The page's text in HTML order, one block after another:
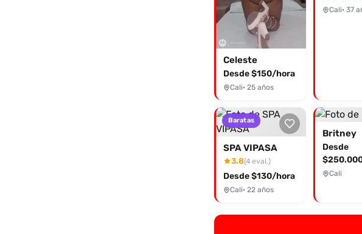
Celeste
Desde $150/hora
Cali· 25 años
Cali· 37
Baratas
SPA VIPASA
3.8(4 eval.)
Desde $130/hora
Cali· 22 años
Britney
Desde
Cali